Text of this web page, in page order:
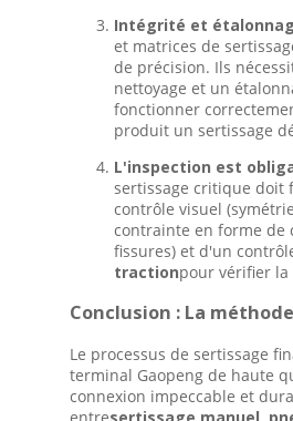
Intégrité et
et matrices de
de précision. Ils
nettoyage et un
fonctionner
produit un sertissage
L'inspection est
sertissage critique doit
contrôle visuel
contrainte en forme de
fissures) et d'un
tractionpour vérifier la
Conclusion : La
Le processus de sertissage
terminal Gaopeng de haute
connexion impeccable et
entresertissage manuel,